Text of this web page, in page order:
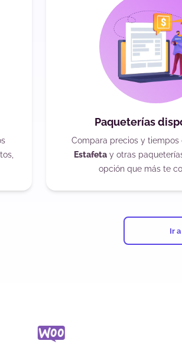
Paqueterías
Compara precios y tiempos
Estafetay otras
opción que más te
Ir